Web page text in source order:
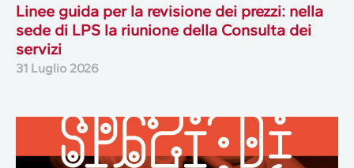
Linee guida per la revisione dei prezzi: nella
sede di LPS la riunione della Consulta dei
servizi
31 Luglio 2026